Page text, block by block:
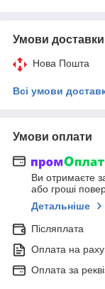
Умови доставки
Нова Пошта
Всі умови
Умови оплати
Ви отримаєте
або гроші
Детальніше
Післяплата
Оплата на
Оплата за